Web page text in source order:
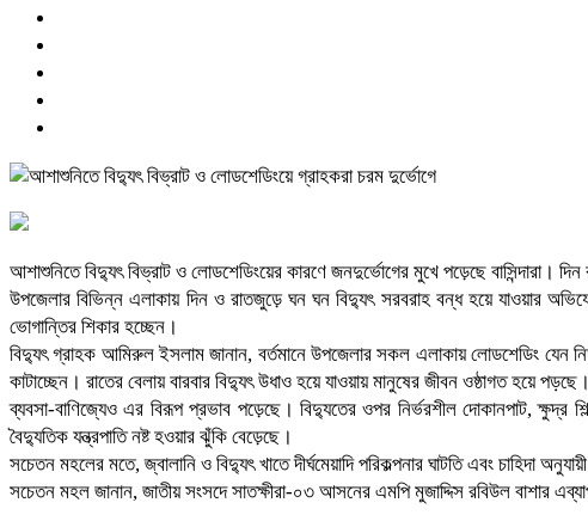
আশাশুনিতে বিদ্যুৎ বিভ্রাট ও লোডশেডিংয়ের কারণে জনদুর্ভোগের মুখে পড়েছে বাসিন্দারা। দিন
উপজেলার বিভিন্ন এলাকায় দিন ও রাতজুড়ে ঘন ঘন বিদ্যুৎ সরবরাহ বন্ধ হয়ে যাওয়ার
ভোগান্তির শিকার হচ্ছেন।
বিদ্যুৎ গ্রাহক আমিরুল ইসলাম জানান, বর্তমানে উপজেলার সকল এলাকায় লোডশেডিং যেন
কাটাচ্ছেন। রাতের বেলায় বারবার বিদ্যুৎ উধাও হয়ে যাওয়ায় মানুষের জীবন ওষ্ঠাগত হয়ে
ব্যবসা-বাণিজ্যেও এর বিরূপ প্রভাব পড়েছে। বিদ্যুতের ওপর নির্ভরশীল দোকানপাট, ক্ষুদ্র
বৈদ্যুতিক যন্ত্রপাতি নষ্ট হওয়ার ঝুঁকি বেড়েছে।
সচেতন মহলের মতে, জ্বালানি ও বিদ্যুৎ খাতে দীর্ঘমেয়াদি পরিকল্পনার ঘাটতি এবং
সচেতন মহল জানান, জাতীয় সংসদে সাতক্ষীরা-০৩ আসনের এমপি মুজাদ্দিস রবিউল বাশার